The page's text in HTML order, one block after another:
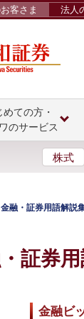
客さま 法人
めての方・
のサービス
株式
金融・証券用語解説
証券
金融ビ